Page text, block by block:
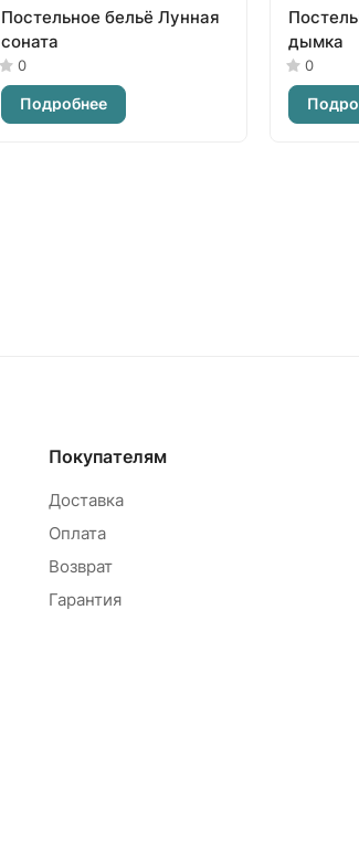
Постельное бельё Лунная
соната
0
Подробнее
дымка
0
Покупателям
Доставка
Оплата
Возврат
Гарантия